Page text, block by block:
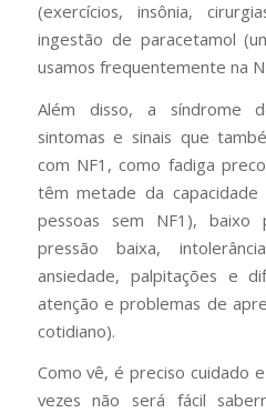
(exercícios, insônia,
ingestão de paracetamol
usamos frequentemente na
Além disso, a síndrome
sintomas e sinais que
com NF1, como fadiga
têm metade da capacidade
pessoas sem NF1), baixo
pressão baixa,
ansiedade, palpitações e
atenção e problemas de
cotidiano).
Como vê, é preciso cuidado
vezes não será fácil